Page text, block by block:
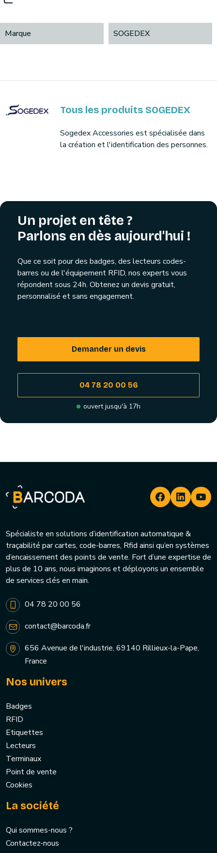
Marque SOGEDEX
Tous les produits SOGEDEX
Sogedex Accessories est spécialisée dans
la création et l'identification des personnes.
Un projet en tête ?
Parlons en dès aujourd'hui !
Que ce soit pour des badges, des lecteurs codes-
barres ou de l'équipement RFID, nos experts vous
répondent sous 24h. Obtenez un devis gratuit,
personnalisé et sans engagement.
Demander un devis
04 78 20 00 56
ouvert jusqu'à 17h
Spécialiste en solutions d’identification automatique &
traçabilité par cartes, code-barres, Rfid ainsi qu’en systèmes
d’encaissement des points de vente. Fort d’une expertise de
plus de 10 ans, nous imaginons et déployons un ensemble
de services clés en main.
04 78 20 00 56
contact@barcoda.fr
656 Avenue de l'industrie, 69140 Rillieux-la-Pape,
France
Nos univers
Badges
RFID
Etiquettes
Lecteurs
Terminaux
Point de vente
Cookies
La société
Qui sommes-nous ?
Contactez-nous